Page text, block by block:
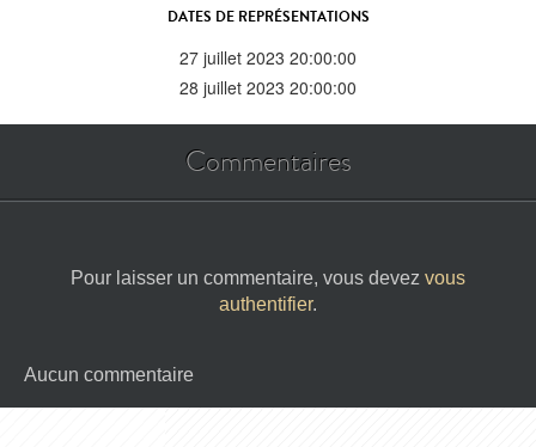
DATES DE REPRÉSENTATIONS
27 juillet 2023 20:00:00
28 juillet 2023 20:00:00
Commentaires
Pour laisser un commentaire, vous devez vous
authentifier.
Aucun commentaire